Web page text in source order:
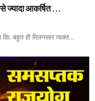
ज्यादा आकर्षित ...
कि, बहुत ही मिलनसार व्यक्त...